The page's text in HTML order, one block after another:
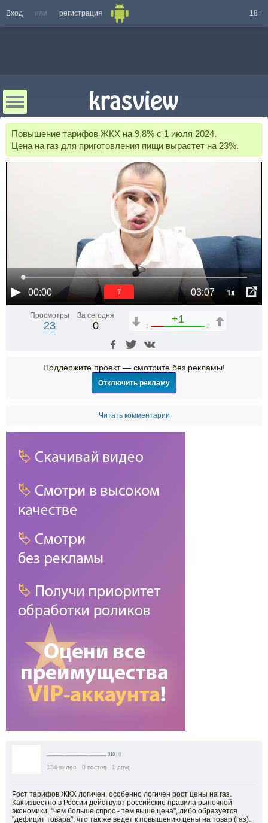
Вход или регистрация 18+
Повышение тарифов ЖКХ на 9,8% с 1 июля 2024.
Цена на газ для приготовления пищи вырастет на 23%.
00:00 03:07 1x
6
Просмотры
23
За сегодня
0
+1
1 2
Поддержите проект — смотрите без рекламы!
Отключить рекламу
Читать комментарии
-------------------- 310 | 0
134 видео 0 постов 1 друг
Рост тарифов ЖКХ логичен, особенно логичен рост цены на газ.
Как известно в России действуют российские правила рыночной
экономики, "чем больше спрос - тем выше цена", либо образуется
"дефицит товара", что так же ведет к повышению цены на товар (газ).